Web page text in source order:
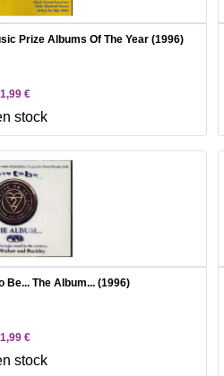
Prize Albums Of The Year (1996)
1,99 €
stock
Be... The Album... (1996)
1,99 €
stock